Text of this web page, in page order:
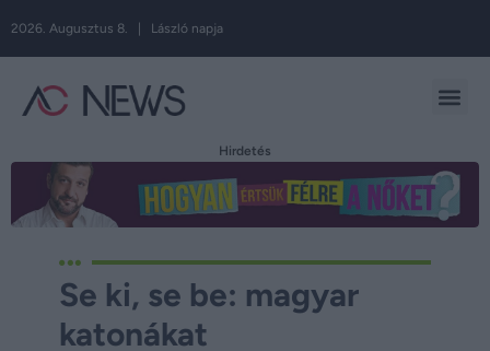
2026. Augusztus 8. | László napja
Hirdetés
Se ki, se be: magyar
katonákat